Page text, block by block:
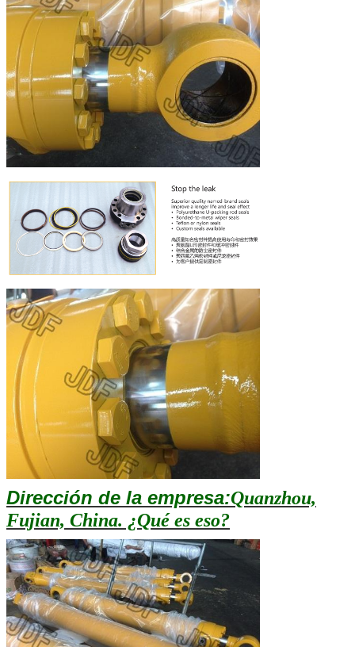
PRESENTACIóN
Dirección de la empresa:Quanzhou,
Fujian, China. ¿Qué es eso?